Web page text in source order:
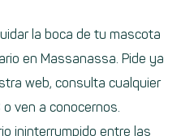
la boca de tu mascota
en Massanassa. Pide ya
web, consulta cualquier
ven a conocernos.
ininterrumpido entre las